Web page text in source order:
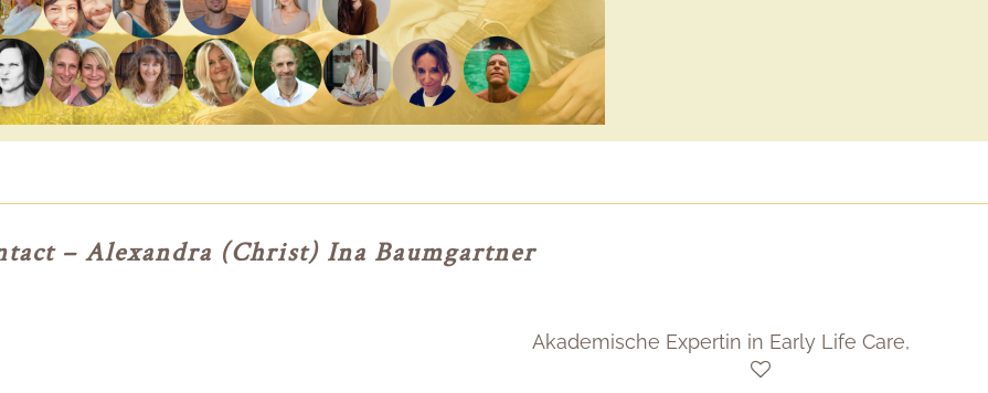
– Alexandra (Christ) Ina Baumgartner
Akademische Expertin in Early Life Care,